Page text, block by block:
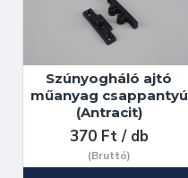
Szúnyogháló ajtó
műanyag csappantyú
(Antracit)
370 Ft / db
(Bruttó)